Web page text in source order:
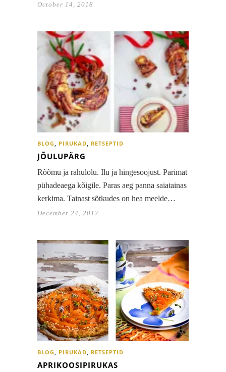
October 14, 2018
BLOG, PIRUKAD, RETSEPTID
JÕULUPÄRG
Rõõmu ja rahulolu. Ilu ja hingesoojust. Parimat
pühadeaega kõigile. Paras aeg panna saiatainas
kerkima. Tainast sõtkudes on hea meelde…
December 24, 2017
BLOG, PIRUKAD, RETSEPTID
APRIKOOSIPIRUKAS